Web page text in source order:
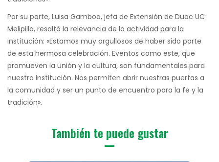
Por su parte, Luisa Gamboa, jefa de Extensión de Duoc UC
Melipilla, resaltó la relevancia de la actividad para la
institución: «Estamos muy orgullosos de haber sido parte
de esta hermosa celebración. Eventos como este, que
promueven la unión y la cultura, son fundamentales para
nuestra institución. Nos permiten abrir nuestras puertas a
la comunidad y ser un punto de encuentro para la fe y la
tradición».
También te puede gustar